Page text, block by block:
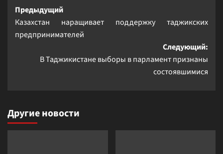
Навигация
записи
Предыдущий
Казахстан наращивает поддержку таджикских
предпринимателей
Следующий:
В Таджикистане выборы в парламент признаны
состоявшимися
Другие новости